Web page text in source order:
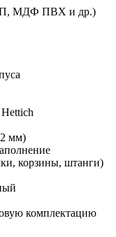
МДФ ПВХ и др.)
мм)
корзины, штанги)
комплектацию